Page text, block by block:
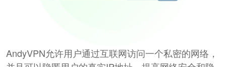
AndyVPN允许用户通过互联网访问一个私密的网络，